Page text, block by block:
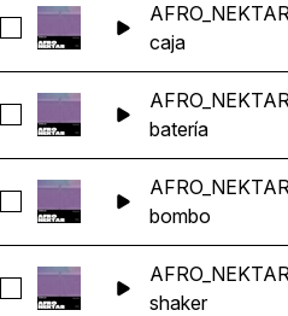
Seleccionar
caja
Seleccionar AFRO_NEKTAR_90
batería
Seleccionar
bombo
Seleccionar
shaker